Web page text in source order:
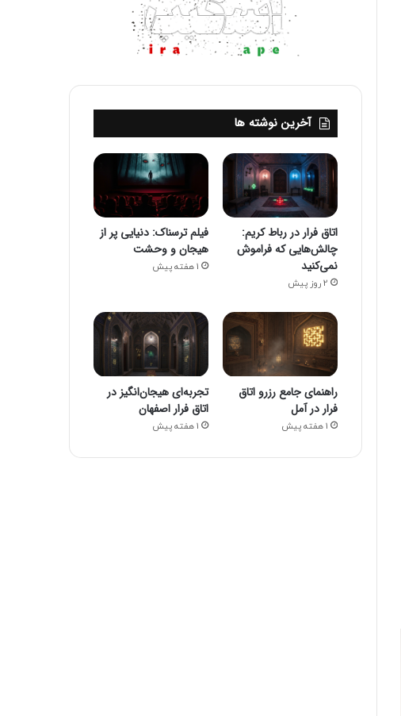
آخرین نوشته ها
اتاق فرار در رباط کریم:
چالش‌هایی که فراموش
نمی‌کنید
2 روز پیش
فیلم ترسناک: دنیایی پر از
هیجان و وحشت
1 هفته پیش
راهنمای جامع رزرو اتاق
فرار در آمل
1 هفته پیش
تجربه‌ای هیجان‌انگیز در
اتاق فرار اصفهان
1 هفته پیش